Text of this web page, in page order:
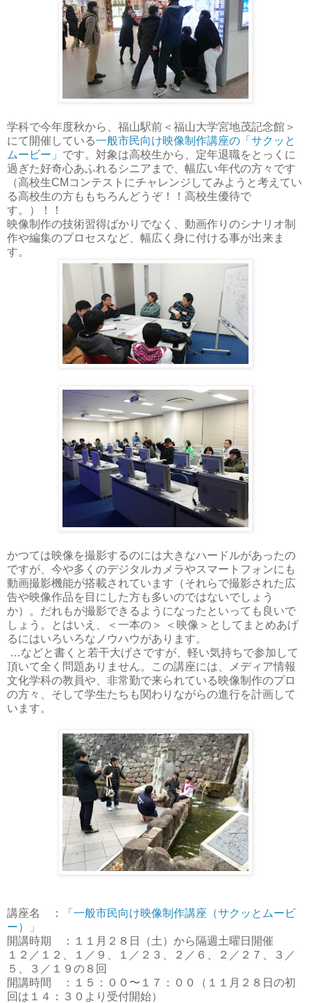
学科で今年度秋から、福山駅前＜福山大学宮地茂記念館＞
にて開催している一般市民向け映像制作講座の「サクッと
ムービー」 です。対象は高校生から、定年退職をとっくに
過ぎた好奇心あふれるシニアまで、幅広い年代の方々です
（高校生CMコンテストにチャレンジしてみようと考えてい
る高校生の方ももちろんどうぞ！！高校生優待で
す。）！！
映像制作の技術習得ばかりでなく、動画作りのシナリオ制
作や編集のプロセスなど、幅広く身に付ける事が出来ま
す。
かつては映像を撮影するのには大きなハードルがあったの
ですが、今や多くのデジタルカメラやスマートフォンにも
動画撮影機能が搭載されています（それらで撮影された広
告や映像作品を目にした方も多いのではないでしょう
か）。だれもが撮影できるようになったといっても良いで
しょう。とはいえ、＜一本の＞ ＜映像＞としてまとめあげ
るにはいろいろなノウハウがあります。
…などと書くと若干大げさですが、軽い気持ちで参加して
頂いて全く問題ありません。この講座には、メディア情報
文化学科の教員や、非常勤で来られている映像制作のプロ
の方々、そして学生たちも関わりながらの進行を計画して
います。
講座名 ：
「一般市民向け映像制作講座（サクッとムービ
ー）」
開講時期 ：１１月２８日（土）から隔週土曜日開催
１２／１２、１／９、１／２３、２／６、２／２７、３／
５、３／１９の８回
開講時間 ：１５：００〜１７：００（１１月２８日の初
回は１４：３０より受付開始）